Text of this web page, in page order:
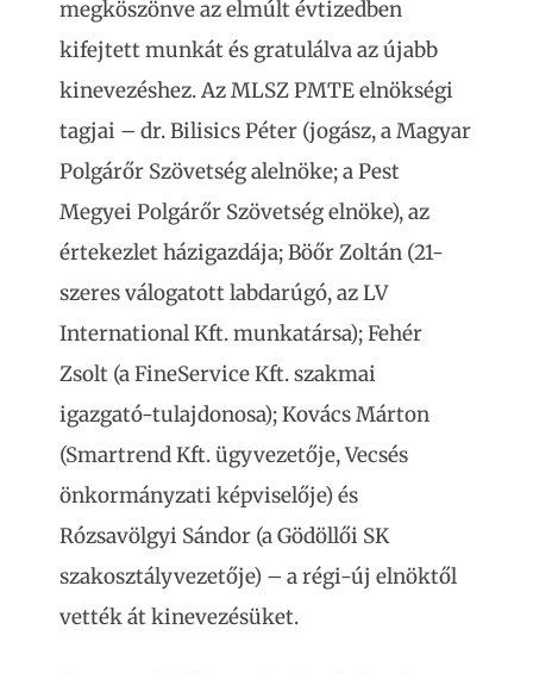
megköszönve az elmúlt évtizedben
kifejtett munkát és gratulálva az újabb
kinevezéshez. Az MLSZ PMTE elnökségi
tagjai – dr. Bilisics Péter (jogász, a Magyar
Polgárőr Szövetség alelnöke; a Pest
Megyei Polgárőr Szövetség elnöke), az
értekezlet házigazdája; Böőr Zoltán (21-
szeres válogatott labdarúgó, az LV
International Kft. munkatársa); Fehér
Zsolt (a FineService Kft. szakmai
igazgató-tulajdonosa); Kovács Márton
(Smartrend Kft. ügyvezetője, Vecsés
önkormányzati képviselője) és
Rózsavölgyi Sándor (a Gödöllői SK
szakosztályvezetője) – a régi-új elnöktől
vették át kinevezésüket.